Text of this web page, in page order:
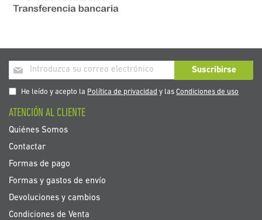
Inscríbase
a
nuestro
de
noticias:
Suscribirse
He leído y acepto la Política de privacidad y lasCondiciones de uso
ATENCIÓN AL CLIENTE
Quiénes Somos
Contactar
Formas de pago
Formas y gastos de envío
Devoluciones y cambios
Condiciones de Venta